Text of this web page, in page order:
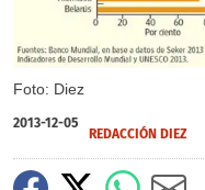
Foto: Diez
2013-12-05
REDACCIÓN DIEZ